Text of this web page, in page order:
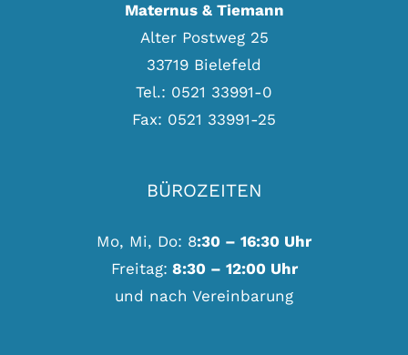
Maternus & Tiemann
Alter Postweg 25
33719 Bielefeld
Tel.: 0521 33991-0
Fax: 0521 33991-25
BÜROZEITEN
Mo, Mi, Do: 8:30 – 16:30 Uhr
Freitag: 8:30 – 12:00 Uhr
und nach Vereinbarung